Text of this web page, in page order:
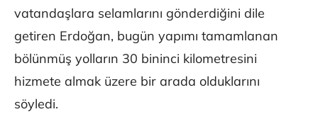
vatandaşlara selamlarını gönderdiğini dile
getiren Erdoğan, bugün yapımı tamamlanan
bölünmüş yolların 30 bininci kilometresini
hizmete almak üzere bir arada olduklarını
söyledi.